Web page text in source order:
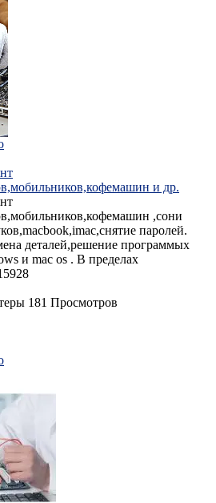
и др.
,сони
паролей.
деталей,решение программых
и mac os . В пределах
181 Просмотров